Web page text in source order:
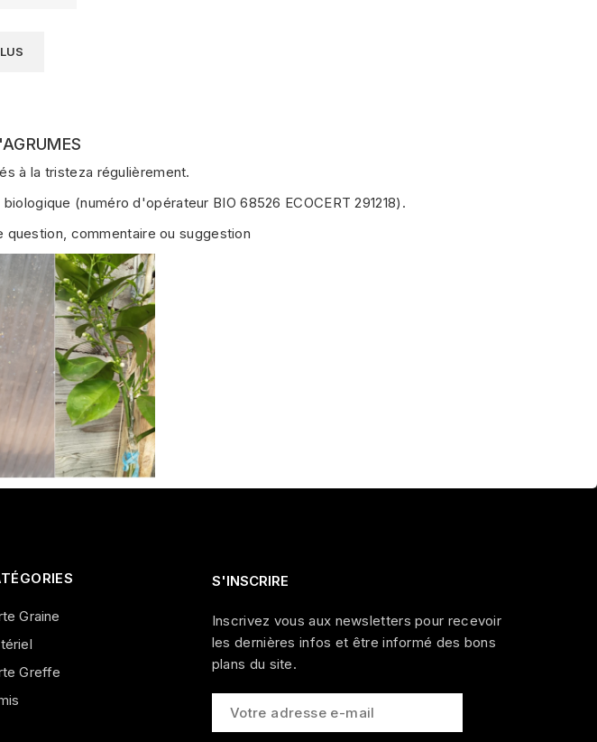
à la tristeza régulièrement.
(numéro d'opérateur BIO 68526 ECOCERT 291218).
commentaire ou suggestion
Graine
Greffe
S'INSCRIRE
Inscrivez vous aux newsletters pour recevoir
les dernières infos et être informé des bons
plans du site.